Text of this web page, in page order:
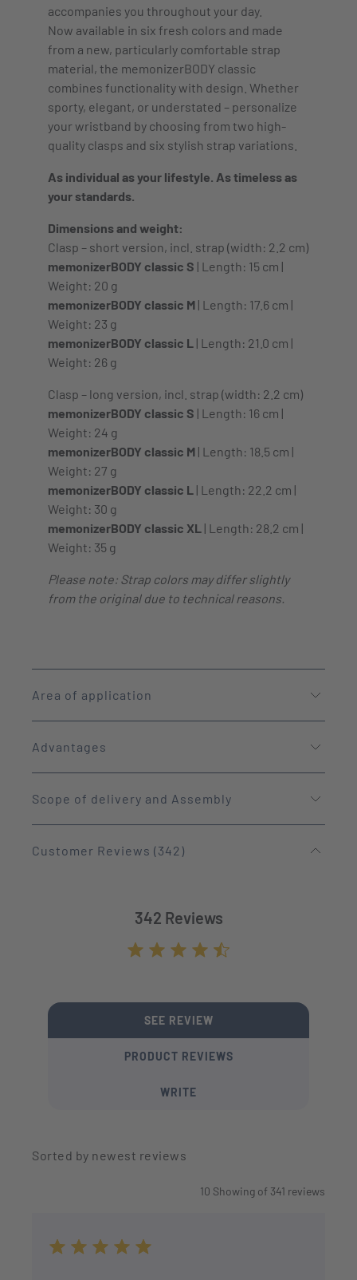
accompanies you throughout your day.
Now available in six fresh colors and made
from a new, particularly comfortable strap
material, the memonizerBODY classic
combines functionality with design. Whether
sporty, elegant, or understated – personalize
your wristband by choosing from two high-
quality clasps and six stylish strap variations.
As individual as your lifestyle. As timeless as
your standards.
Dimensions and weight:
Clasp – short version, incl. strap (width: 2.2 cm)
memonizerBODY classic S | Length: 15 cm |
Weight: 20 g
memonizerBODY classic M | Length: 17.6 cm |
Weight: 23 g
memonizerBODY classic L | Length: 21.0 cm |
Weight: 26 g
Clasp – long version, incl. strap (width: 2.2 cm)
memonizerBODY classic S | Length: 16 cm |
Weight: 24 g
memonizerBODY classic M | Length: 18.5 cm |
Weight: 27 g
memonizerBODY classic L | Length: 22.2 cm |
Weight: 30 g
memonizerBODY classic XL | Length: 28.2 cm |
Weight: 35 g
Please note: Strap colors may differ slightly
from the original due to technical reasons.
Area of application
Advantages
Scope of delivery and Assembly
Customer Reviews (342)
342 Reviews
SEE REVIEW
PRODUCT REVIEWS
WRITE
Sorted by newest reviews
10 Showing of 341 reviews